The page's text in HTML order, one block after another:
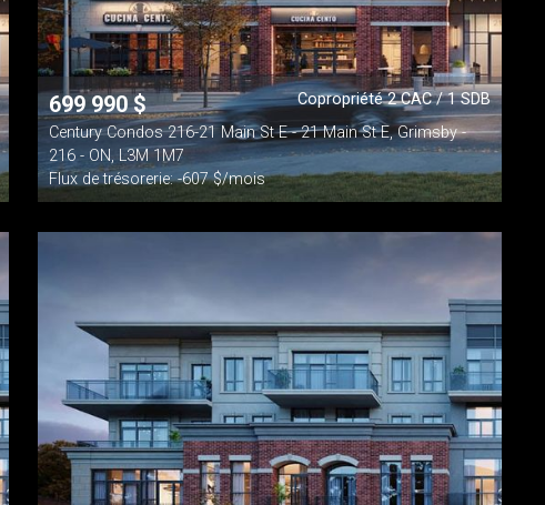
699 990$
Copropriété 2 CAC / 1 SDB
Century Condos 216-21 Main St E - 21 Main St E, Grimsby -
216 - ON, L3M 1M7
Flux de trésorerie: -607 $/mois